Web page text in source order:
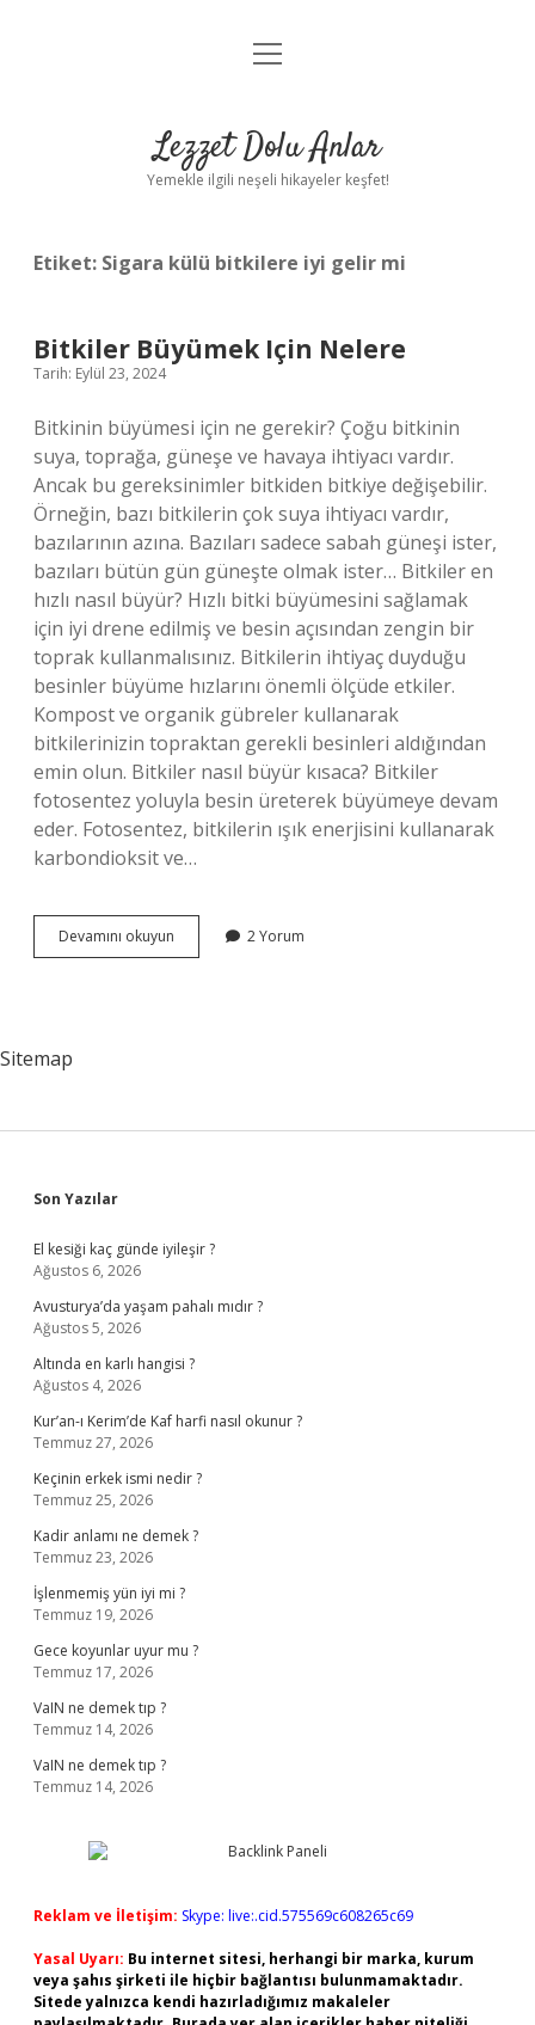
Anasayfa
Yasal Uyarı
menüyü
Lezzet Dolu Anlar
Yemekle ilgili neşeli hikayeler keşfet!
Etiket: Sigara külü bitkilere iyi gelir mi
Bitkiler Büyümek Için Nelere
Tarih: Eylül 23, 2024
Bitkinin büyümesi için ne gerekir? Çoğu bitkinin
suya, toprağa, güneşe ve havaya ihtiyacı vardır.
Ancak bu gereksinimler bitkiden bitkiye değişebilir.
Örneğin, bazı bitkilerin çok suya ihtiyacı vardır,
bazılarının azına. Bazıları sadece sabah güneşi ister,
bazıları bütün gün güneşte olmak ister… Bitkiler en
hızlı nasıl büyür? Hızlı bitki büyümesini sağlamak
için iyi drene edilmiş ve besin açısından zengin bir
toprak kullanmalısınız. Bitkilerin ihtiyaç duyduğu
besinler büyüme hızlarını önemli ölçüde etkiler.
Kompost ve organik gübreler kullanarak
bitkilerinizin topraktan gerekli besinleri aldığından
emin olun. Bitkiler nasıl büyür kısaca? Bitkiler
fotosentez yoluyla besin üreterek büyümeye devam
eder. Fotosentez, bitkilerin ışık enerjisini kullanarak
karbondioksit ve…
Devamını okuyun
Büyümek
2 Yorum
Sitemap
Sidebar
Son Yazılar
El kesiği kaç günde iyileşir ?
Ağustos 6, 2026
Avusturya’da yaşam pahalı mıdır ?
Ağustos 5, 2026
Altında en karlı hangisi ?
Ağustos 4, 2026
Kur’an-ı Kerim’de Kaf harfi nasıl okunur ?
Temmuz 27, 2026
Keçinin erkek ismi nedir ?
Temmuz 25, 2026
Kadir anlamı ne demek ?
Temmuz 23, 2026
İşlenmemiş yün iyi mi ?
Temmuz 19, 2026
Gece koyunlar uyur mu ?
Temmuz 17, 2026
VaIN ne demek tıp ?
Temmuz 14, 2026
VaIN ne demek tıp ?
Temmuz 14, 2026
Reklam ve İletişim: Skype: live:.cid.575569c608265c69
Yasal Uyarı: Bu internet sitesi, herhangi bir marka, kurum
veya şahıs şirketi ile hiçbir bağlantısı bulunmamaktadır.
Sitede yalnızca kendi hazırladığımız makaleler